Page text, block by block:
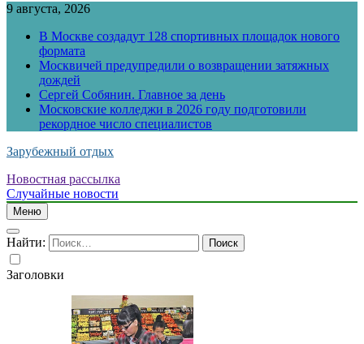
9 августа, 2026
В Москве создадут 128 спортивных площадок нового
формата
Москвичей предупредили о возвращении затяжных
дождей
Сергей Собянин. Главное за день
Московские колледжи в 2026 году подготовили
рекордное число специалистов
Зарубежный отдых
Новостная рассылка
Случайные новости
Меню
Найти:
Заголовки